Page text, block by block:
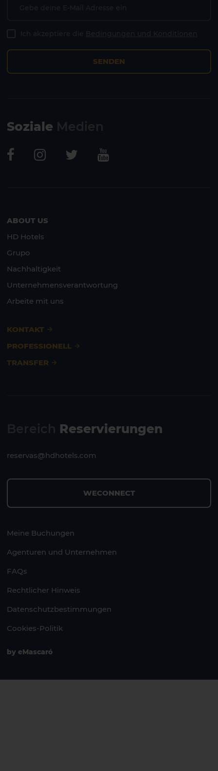
SENDEN
Soziale
ABOUT US
HD Hotels
Grupo
Nachhaltigkeit
Unternehmensverantwortung
Arbeite mit uns
KONTAKT
PROFESSIONELL
TRANSFER
Reservierungen
reservas@hdhotels.com
WECONNECT
Meine Buchungen
Agenturen und Unternehmen
FAQs
Rechtlicher Hinweis
Datenschutzbestimmungen
Cookies-Politik
by eMascaró